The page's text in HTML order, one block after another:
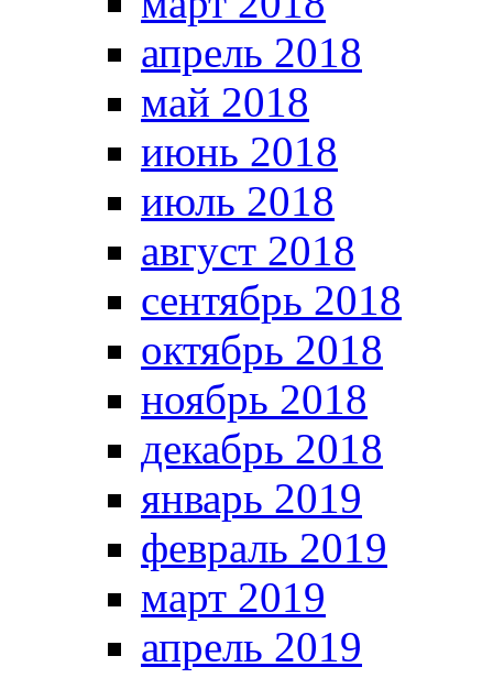
апрель 2018
май 2018
июнь 2018
июль 2018
август 2018
сентябрь 2018
октябрь 2018
ноябрь 2018
декабрь 2018
январь 2019
февраль 2019
март 2019
апрель 2019